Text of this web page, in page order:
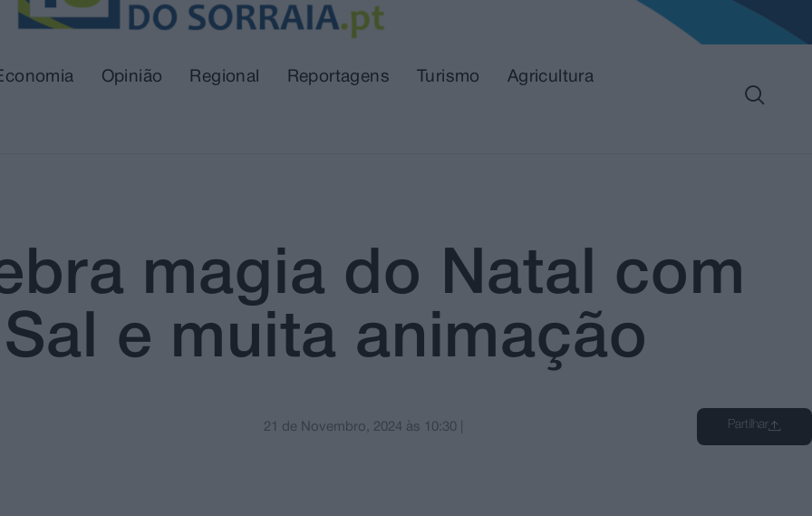
Opinião Regional Reportagens Turismo Agricultura
magia do Natal com
e muita animação
21 de Novembro, 2024 às 10:30 Partilhar